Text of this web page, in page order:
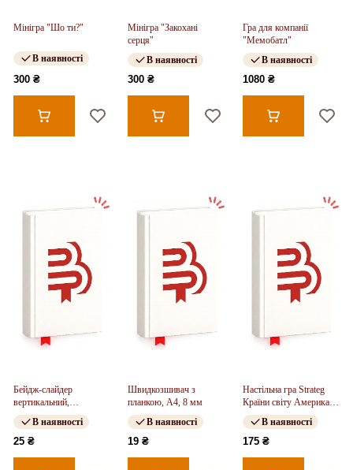
Мінігра "Шо ти?"
В наявності
300 ₴
Мінігра "Закохані
серця"
В наявності
300 ₴
Гра для компанії
"Мемобатл"
В наявності
1080 ₴
Бейдж-слайдер
вертикальний,
димчастий синій, 4500V
(54*85мм)
В наявності
25 ₴
Швидкозшивач з
планкою, А4, 8 мм
В наявності
19 ₴
Настільна гра Strateg
Країни світу Америка та
Океанія (31104)
В наявності
175 ₴